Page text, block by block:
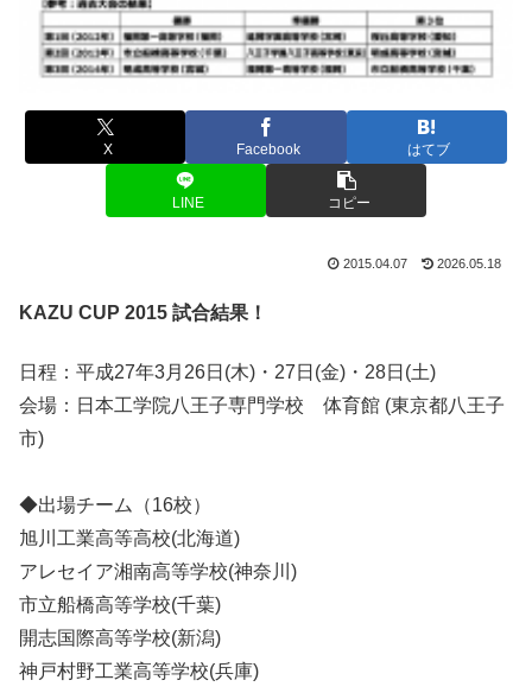
X Facebook はてブ
LINE コピー
2015.04.07 2026.05.18
KAZU CUP 2015 試合結果！
日程：平成27年3月26日(木)・27日(金)・28日(土)
会場：日本工学院八王子専門学校 体育館 (東京都八王子
市)
◆出場チーム（16校）
旭川工業高等高校(北海道)
アレセイア湘南高等学校(神奈川)
市立船橋高等学校(千葉)
開志国際高等学校(新潟)
神戸村野工業高等学校(兵庫)